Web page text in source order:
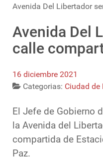
Avenida Del Libertador
Avenida Del
calle
16 diciembre 2021
Categorias: Ciudad de
El Jefe de Gobierno
la Avenida del
compartida de
Paz.